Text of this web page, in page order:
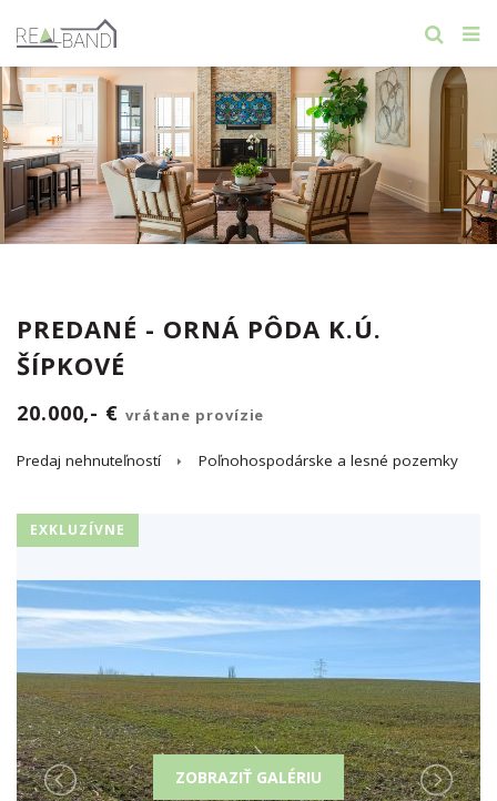
PREDANÉ - ORNÁ PÔDA K.Ú.
ŠÍPKOVÉ
20.000,- € vrátane provízie
Predaj nehnuteľností Poľnohospodárske a lesné pozemky
EXKLUZÍVNE
ZOBRAZIŤ GALÉRIU